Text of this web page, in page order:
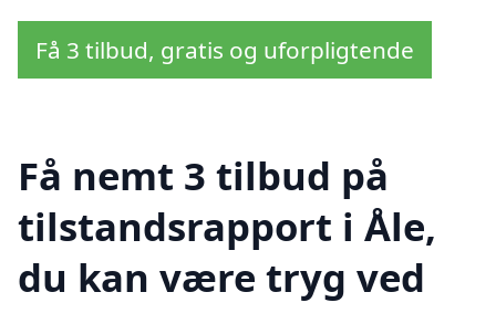
Få 3 tilbud, gratis og uforpligtende
Få nemt 3 tilbud på
tilstandsrapport i Åle,
du kan være tryg ved